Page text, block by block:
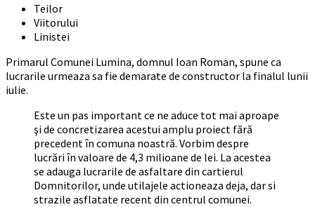
Teilor
Viitorului
Linistei
Primarul Comunei Lumina, domnul Ioan Roman, spune ca
lucrarile urmeaza sa fie demarate de constructor la finalul lunii
iulie.
Este un pas important ce ne aduce tot mai aproape
şi de concretizarea acestui amplu proiect fără
precedent în comuna noastră. Vorbim despre
lucrări în valoare de 4,3 milioane de lei. La acestea
se adauga lucrarile de asfaltare din cartierul
Domnitorilor, unde utilajele actioneaza deja, dar si
strazile asflatate recent din centrul comunei.